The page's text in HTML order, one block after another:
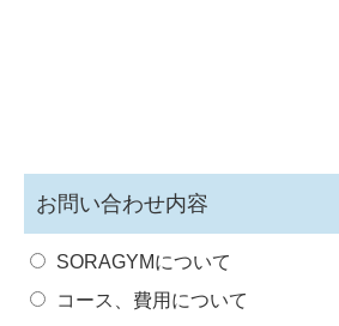
お問い合わせ内容
SORAGYMについて
コース、費用について